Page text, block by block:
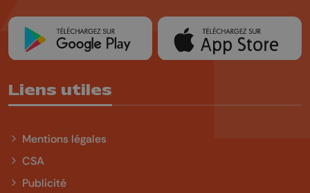
Liens utiles
Mentions légales
CSA
Publicité